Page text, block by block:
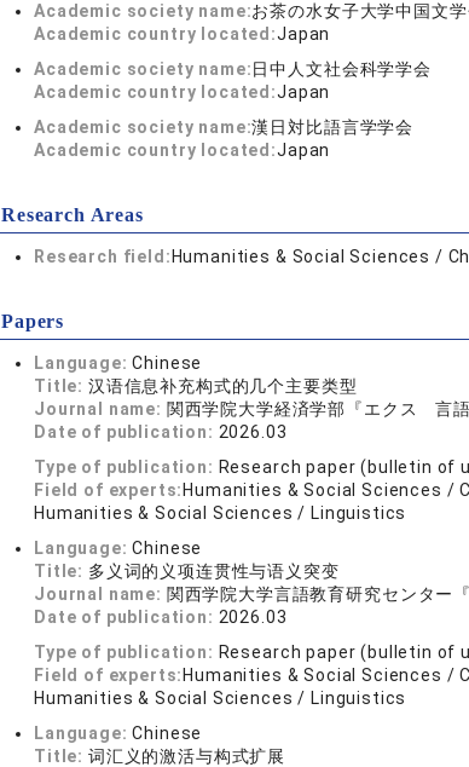
Academic society name:お茶の水女子大学中国文
Academic country located:Japan
Academic society name:日中人文社会科学学会
Academic country located:Japan
Academic society name:漢日対比語言学学会
Academic country located:Japan
Research Areas
Research field: Humanities & Social Sciences /
Papers
Language:Chinese
Title: 汉语信息补充构式的几个主要类型
Journal name: 関西学院大学経済学部『エクス 言
Date of publication: 2026.03
Type of publication: Research paper (bulletin
Field of experts: Humanities & Social Sciences /
Humanities & Social Sciences / Linguistics
Language:Chinese
Title: 多义词的义项连贯性与语义突变
Journal name: 関西学院大学言語教育研究センタ
Date of publication: 2026.03
Type of publication: Research paper (bulletin
Field of experts: Humanities & Social Sciences /
Humanities & Social Sciences / Linguistics
Language:Chinese
Title: 词汇义的激活与构式扩展